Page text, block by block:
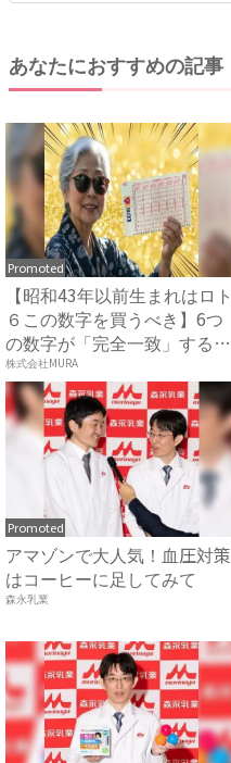
あなたにおすすめの記事
Promoted
【昭和43年以前生まれはロト
６この数字を買うべき】6つ
の数字が「完全一致」する
方...
株式会社MURA
Promoted
アマゾンで大人気！血圧対策
はコーヒーに足してみて
森永乳業